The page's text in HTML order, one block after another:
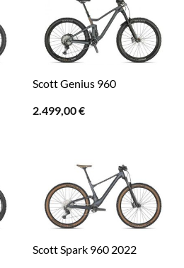
Scott Genius 960
2.499,00€
Scott Spark 960 2022